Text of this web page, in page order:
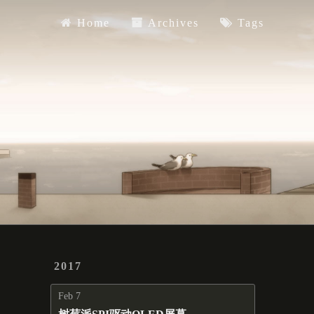
Home Archives Tags
2017
Feb 7